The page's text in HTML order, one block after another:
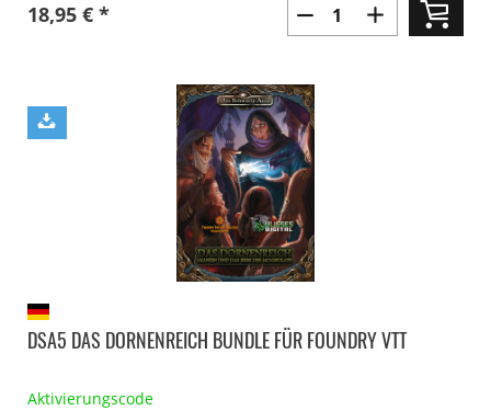
18,95 € *
DSA5 DAS DORNENREICH BUNDLE FÜR FOUNDRY VTT
Aktivierungscode